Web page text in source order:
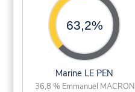
63,2%
Marine LE PEN
36,8 % Emmanuel MACRON